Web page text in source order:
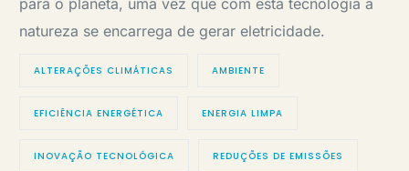
para o planeta, uma vez que com esta tecnologia a
natureza se encarrega de gerar eletricidade.
ALTERAÇÕES CLIMÁTICAS AMBIENTE
EFICIÊNCIA ENERGÉTICA ENERGIA LIMPA
INOVAÇÃO TECNOLÓGICA REDUÇÕES DE EMISSÕES